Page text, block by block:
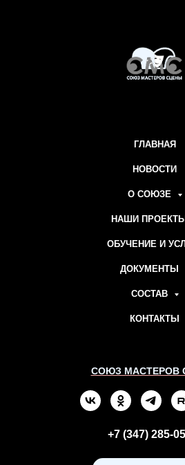
ГЛАВНАЯ
НОВОСТИ
О СОЮЗЕ
НАШИ ПРОЕКТЫ
ОБУЧЕНИЕ И
ДОКУМЕНТЫ
СОСТАВ
КОНТАКТЫ
СОЮЗ МАСТЕРОВ
+7 (347) 285-